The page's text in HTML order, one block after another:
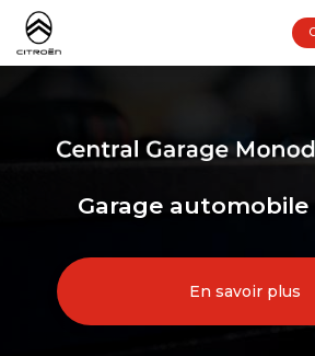
Aller
contenu
principal
Garage automobile
En savoir plus